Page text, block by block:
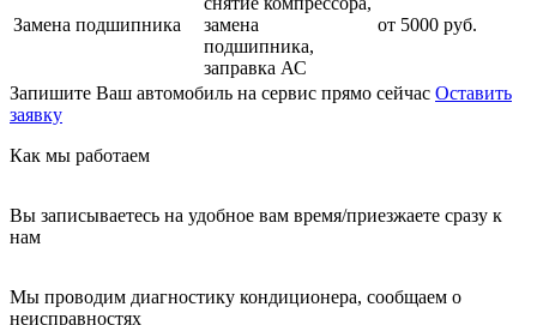
Замена подшипника
замена
подшипника,
заправка АС
от 5000 руб.
Запишите Ваш автомобиль на сервис прямо сейчас Оставить
заявку
Как мы работаем
Вы записываетесь на удобное вам время/приезжаете сразу к
нам
Мы проводим диагностику кондиционера, сообщаем о
неисправностях